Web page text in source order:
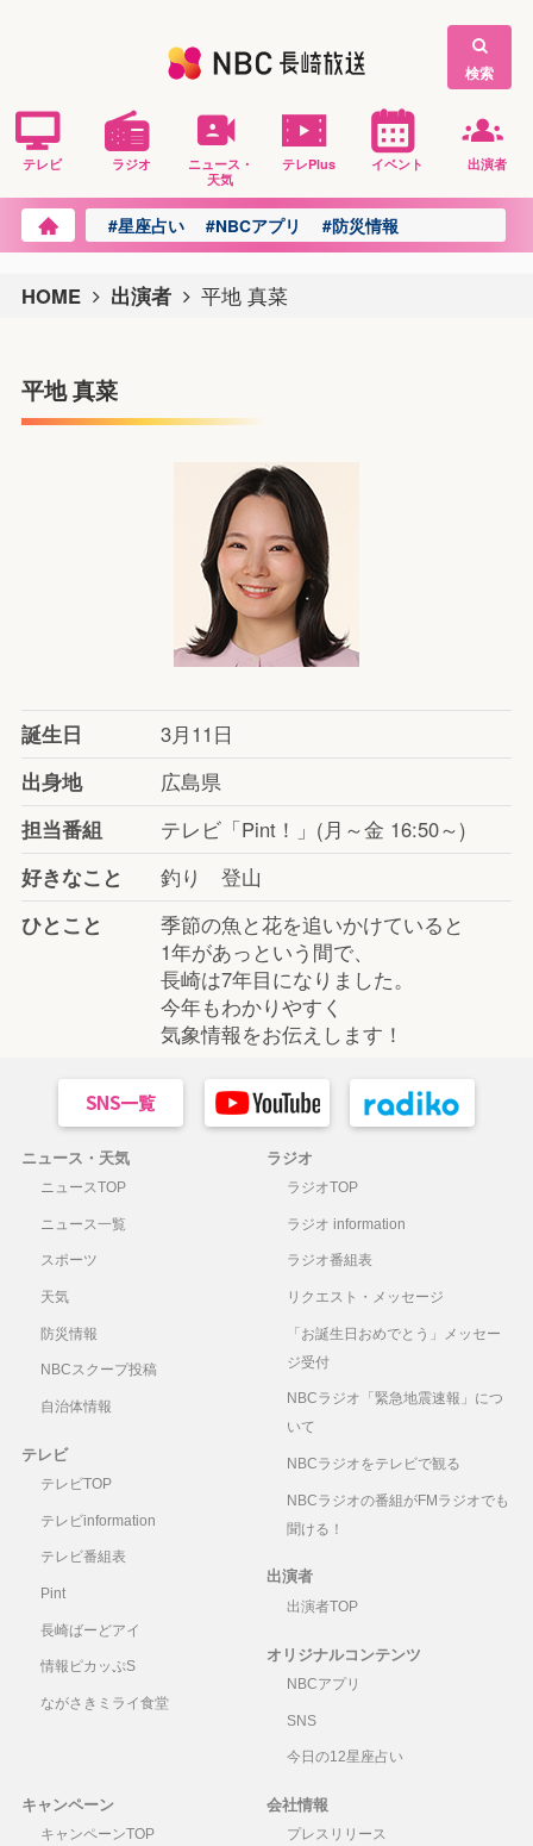
検索
テレビ ラジオ
ニュース・
天気
テレPlus イベント 出演者
#星座占い #NBCアプリ #防災情報
HOME 出演者 平地 真菜
平地 真菜
誕生日
3月11日
出身地
広島県
担当番組
テレビ「Pint！」(月～金 16:50～)
好きなこと
釣り 登山
ひとこと
季節の魚と花を追いかけていると
1年があっという間で、
長崎は7年目になりました。
今年もわかりやすく
気象情報をお伝えします！
ニュース・天気
ニュースTOP
ニュース一覧
スポーツ
天気
防災情報
NBCスクープ投稿
自治体情報
テレビ
テレビTOP
テレビinformation
テレビ番組表
Pint
長崎ばーどアイ
情報ピカッぷS
ながさきミライ食堂
ラジオ
ラジオTOP
ラジオ information
ラジオ番組表
リクエスト・メッセージ
「お誕生日おめでとう」メッセー
ジ受付
NBCラジオ「緊急地震速報」につ
いて
NBCラジオをテレビで観る
NBCラジオの番組がFMラジオでも
聞ける！
出演者
出演者TOP
オリジナルコンテンツ
NBCアプリ
SNS
今日の12星座占い
キャンペーン
キャンペーンTOP
会社情報
プレスリリース